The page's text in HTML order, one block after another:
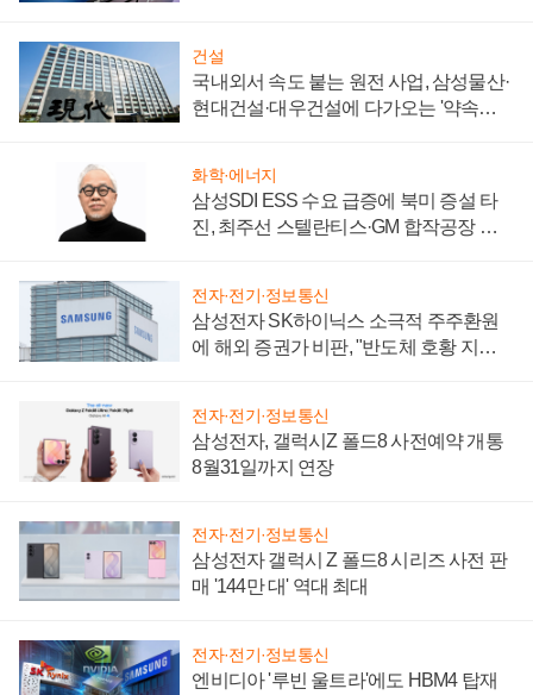
건설
국내외서 속도 붙는 원전 사업, 삼성물산·
현대건설·대우건설에 다가오는 '약속의
화학·에너지
삼성SDI ESS 수요 급증에 북미 증설 타
진, 최주선 스텔란티스·GM 합작공장 건
전자·전기·정보통신
삼성전자 SK하이닉스 소극적 주주환원
에 해외 증권가 비판, "반도체 호황 지속
전자·전기·정보통신
삼성전자, 갤럭시Z 폴드8 사전예약 개통
8월31일까지 연장
전자·전기·정보통신
삼성전자 갤럭시 Z 폴드8 시리즈 사전 판
매 '144만 대' 역대 최대
전자·전기·정보통신
엔비디아 '루빈 울트라'에도 HBM4 탑재